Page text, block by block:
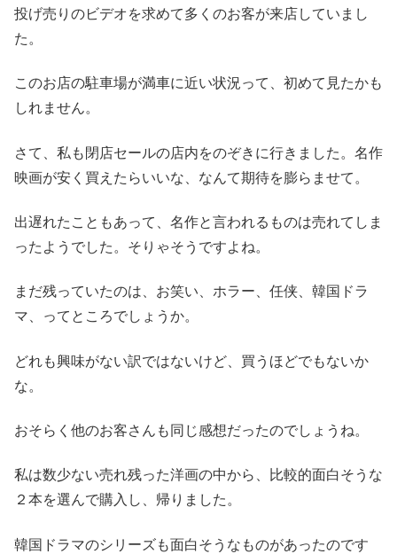
投げ売りのビデオを求めて多くのお客が来店していまし
た。
このお店の駐車場が満車に近い状況って、初めて見たかも
しれません。
さて、私も閉店セールの店内をのぞきに行きました。名作
映画が安く買えたらいいな、なんて期待を膨らませて。
出遅れたこともあって、名作と言われるものは売れてしま
ったようでした。そりゃそうですよね。
まだ残っていたのは、お笑い、ホラー、任侠、韓国ドラ
マ、ってところでしょうか。
どれも興味がない訳ではないけど、買うほどでもないか
な。
おそらく他のお客さんも同じ感想だったのでしょうね。
私は数少ない売れ残った洋画の中から、比較的面白そうな
２本を選んで購入し、帰りました。
韓国ドラマのシリーズも面白そうなものがあったのです